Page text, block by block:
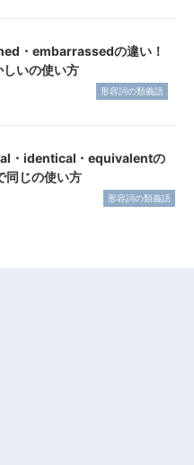
・embarrassedの違い！
いの使い方
形容詞の類義語
・identical・equivalentの
同じの使い方
形容詞の類義語